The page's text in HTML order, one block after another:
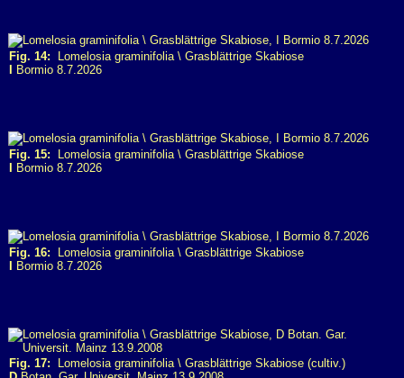
Fig. 14: Lomelosia graminifolia \ Grasblättrige Skabiose
Bormio 8.7.2026
Fig. 15: Lomelosia graminifolia \ Grasblättrige Skabiose
Bormio 8.7.2026
Fig. 16: Lomelosia graminifolia \ Grasblättrige Skabiose
Bormio 8.7.2026
Fig. 17: Lomelosia graminifolia \ Grasblättrige Skabiose (cultiv.)